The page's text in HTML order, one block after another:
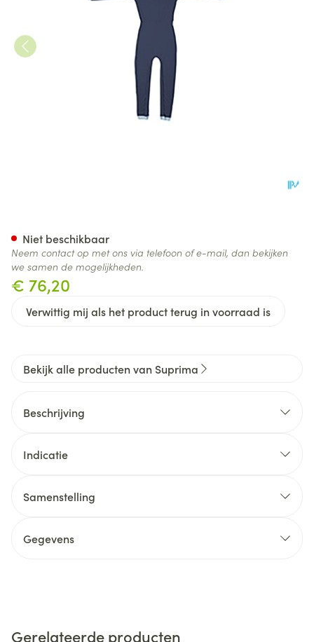
€ 76,20
Verwittig mij als het product terug in voorraad is
Niet beschikbaar
Neem contact op met ons via telefoon of e-mail, dan bekijken
we samen de mogelijkheden.
Bekijk alle producten van Suprima
Beschrijving
Indicatie
Samenstelling
Gegevens
Gerelateerde producten